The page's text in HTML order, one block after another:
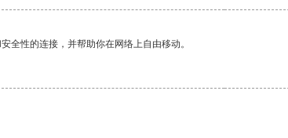
全性的连接，并帮助你在网络上自由移动。